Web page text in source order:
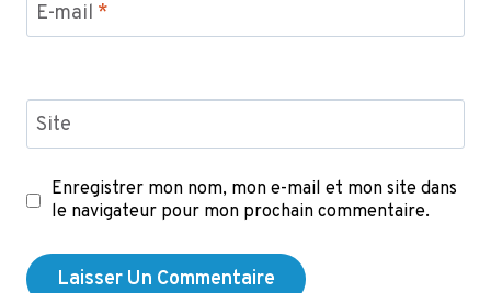
E-mail *
Site
Enregistrer mon nom, mon e-mail et mon site dans
le navigateur pour mon prochain commentaire.